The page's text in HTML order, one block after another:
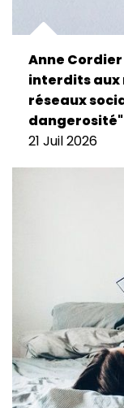
Anne Cordier
interdits aux
réseaux
dangerosité"
21 Juil 2026